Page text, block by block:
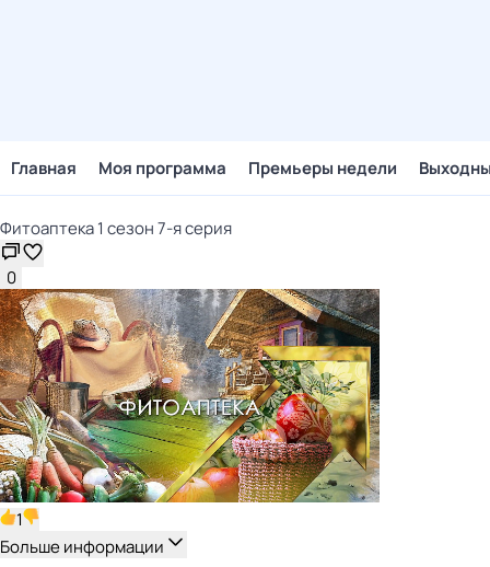
Главная Моя программа Премьеры недели
Фитоаптека 1 сезон 7-я серия
0
1
Больше информации